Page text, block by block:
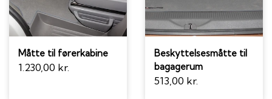
Måtte til førerkabine
1.230,00 kr.
Beskyttelsesmåtte til
bagagerum
513,00 kr.